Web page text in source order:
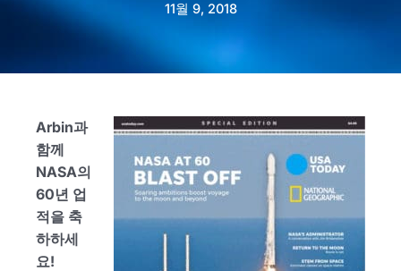
11월 9, 2018
Arbin과
함께
NASA의
60년 업
적을 축
하하세
요!